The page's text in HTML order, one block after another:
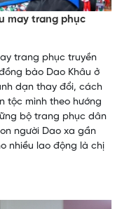
may trang phục
trang phục truyền
bào Dao Khâu ở
dạn thay đổi, cách
tộc mình theo hướng
bộ trang phục dân
người Dao xa gần
nhiều lao động là chị